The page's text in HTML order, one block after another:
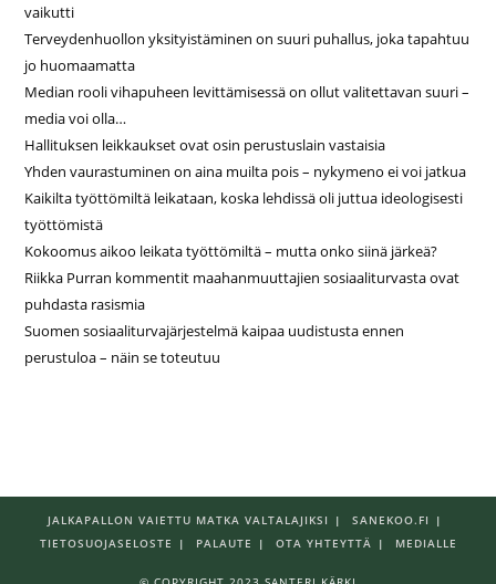
vaikutti
Terveydenhuollon yksityistäminen on suuri puhallus, joka tapahtuu
jo huomaamatta
Median rooli vihapuheen levittämisessä on ollut valitettavan suuri –
media voi olla…
Hallituksen leikkaukset ovat osin perustuslain vastaisia
Yhden vaurastuminen on aina muilta pois – nykymeno ei voi jatkua
Kaikilta työttömiltä leikataan, koska lehdissä oli juttua ideologisesti
työttömistä
Kokoomus aikoo leikata työttömiltä – mutta onko siinä järkeä?
Riikka Purran kommentit maahanmuuttajien sosiaaliturvasta ovat
puhdasta rasismia
Suomen sosiaaliturvajärjestelmä kaipaa uudistusta ennen
perustuloa – näin se toteutuu
JALKAPALLON VAIETTU MATKA VALTALAJIKSI
SANEKOO.FI
TIETOSUOJASELOSTE
PALAUTE OTA YHTEYTTÄ MEDIALLE